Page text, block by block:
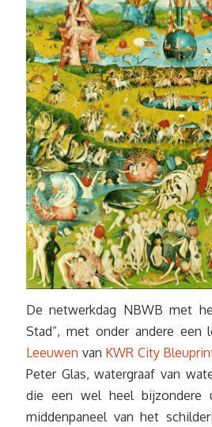
De netwerkdag NBWB met
Stad”, met onder andere een
Leeuwen van KWR City
Peter Glas, watergraaf van
die een wel heel bijzondere
middenpaneel van het